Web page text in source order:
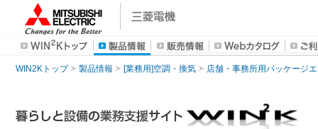
WIN2Kトップ 製品情報 [業務用]空調・換気 店舗・事務所用パッケージ